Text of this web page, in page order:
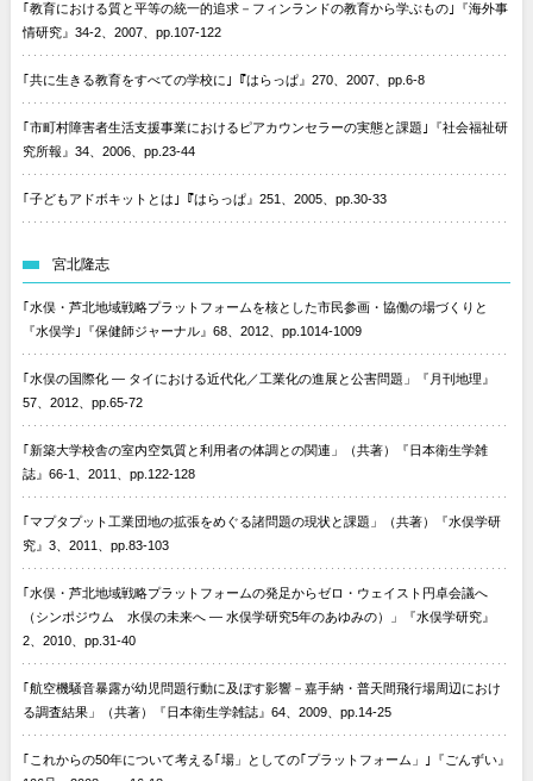
｢教育における質と平等の統一的追求－フィンランドの教育から学ぶもの｣『海外事
情研究』34-2、2007、pp.107-122
｢共に生きる教育をすべての学校に｣『はらっぱ』270、2007、pp.6-8
｢市町村障害者生活支援事業におけるピアカウンセラーの実態と課題｣『社会福祉研
究所報』34、2006、pp.23-44
｢子どもアドボキットとは｣『はらっぱ』251、2005、pp.30-33
宮北隆志
｢水俣・芦北地域戦略プラットフォームを核とした市民参画・協働の場づくりと
『水俣学｣『保健師ジャーナル』68、2012、pp.1014-1009
｢水俣の国際化 — タイにおける近代化／工業化の進展と公害問題」『月刊地理』
57、2012、pp.65-72
｢新築大学校舎の室内空気質と利用者の体調との関連」（共著）『日本衛生学雑
誌』66-1、2011、pp.122-128
｢マプタプット工業団地の拡張をめぐる諸問題の現状と課題」（共著）『水俣学研
究』3、2011、pp.83-103
｢水俣・芦北地域戦略プラットフォームの発足からゼロ・ウェイスト円卓会議へ
（シンポジウム 水俣の未来へ — 水俣学研究5年のあゆみの）」『水俣学研究』
2、2010、pp.31-40
｢航空機騒音暴露が幼児問題行動に及ぼす影響－嘉手納・普天間飛行場周辺におけ
る調査結果」（共著）『日本衛生学雑誌』64、2009、pp.14-25
｢これからの50年について考える｢場」としての｢プラットフォーム」｣『ごんずい』